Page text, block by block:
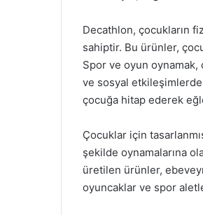
Decathlon, çocukların
sahiptir. Bu ürünler,
Spor ve oyun
ve sosyal etkileşimlerde
çocuğa hitap ederek
Çocuklar için
şekilde oynamalarına
üretilen ürünler,
oyuncaklar ve spor